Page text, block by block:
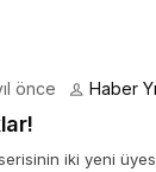
önce Haber
iki yeni